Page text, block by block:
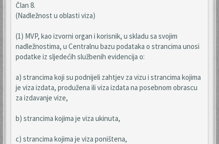
Član 8.
(Nadležnost u oblasti viza)
(1) MVP, kao izvorni organ i korisnik, u skladu sa svojim
nadležnostima, u Centralnu bazu podataka o strancima unosi
podatke iz sljedećih službenih evidencija o:
a) strancima koji su podnijeli zahtjev za vizu i strancima kojima
je viza izdata, produžena ili viza izdata na posebnom obrascu
za izdavanje vize,
b) strancima kojima je viza ukinuta,
c) strancima kojima je viza poništena,